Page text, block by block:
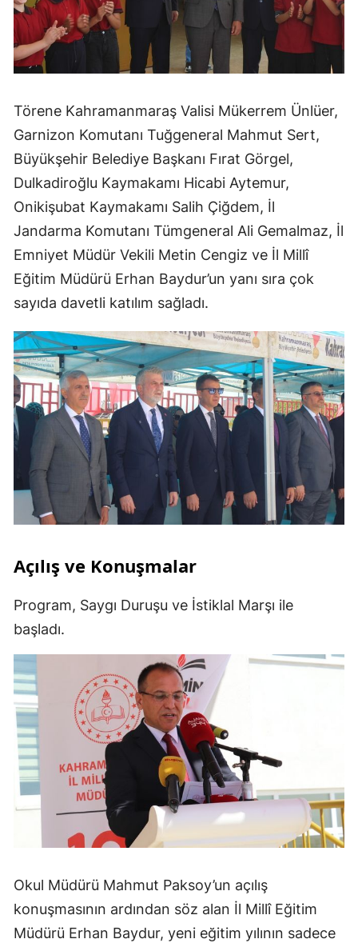
Törene Kahramanmaraş Valisi Mükerrem Ünlüer,
Garnizon Komutanı Tuğgeneral Mahmut Sert,
Büyükşehir Belediye Başkanı Fırat Görgel,
Dulkadiroğlu Kaymakamı Hicabi Aytemur,
Onikişubat Kaymakamı Salih Çiğdem, İl
Jandarma Komutanı Tümgeneral Ali Gemalmaz, İl
Emniyet Müdür Vekili Metin Cengiz ve İl Millî
Eğitim Müdürü Erhan Baydur’un yanı sıra çok
sayıda davetli katılım sağladı.
Açılış ve Konuşmalar
Program, Saygı Duruşu ve İstiklal Marşı ile
başladı.
Okul Müdürü Mahmut Paksoy’un açılış
konuşmasının ardından söz alan İl Millî Eğitim
Müdürü Erhan Baydur, yeni eğitim yılının sadece